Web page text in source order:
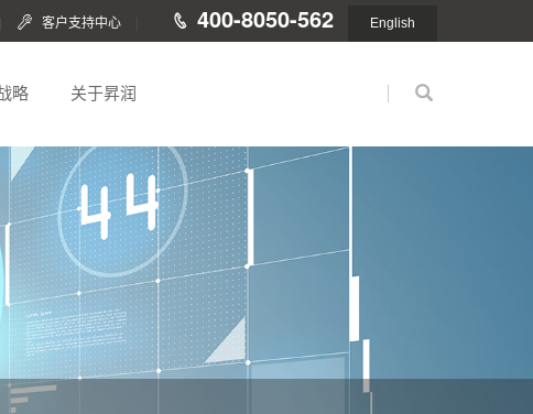
客户支持中心 400-8050-562 English
略 关于昇润